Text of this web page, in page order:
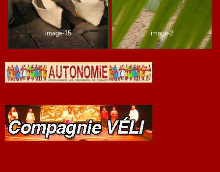
image-15 image-2